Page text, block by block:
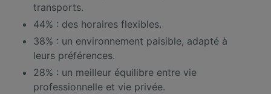
transports.
44% : des horaires flexibles.
38% : un environnement paisible, adapté à
leurs préférences.
28% : un meilleur équilibre entre vie
professionnelle et vie privée.